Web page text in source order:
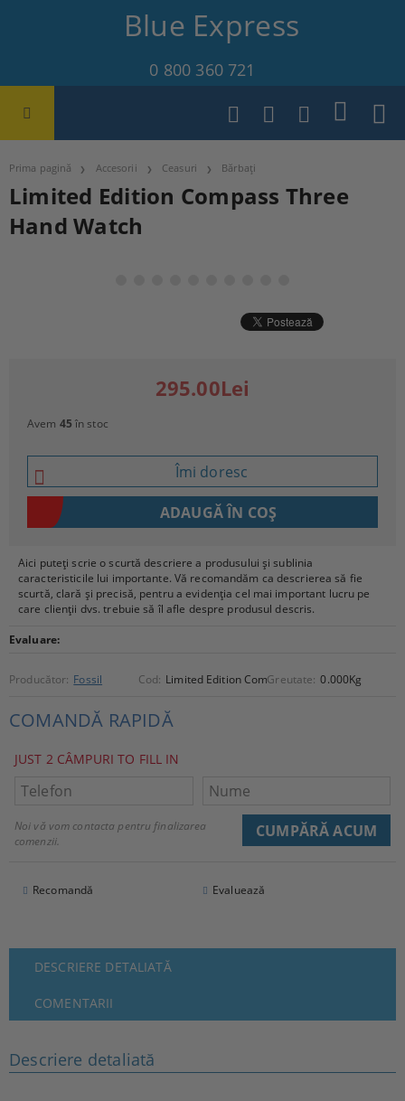
Blue Express
0 800 360 721
Prima pagină Accesorii Ceasuri Bărbați
Limited Edition Compass Three
Hand Watch
Aici puteți scrie o scurtă descriere a produsului și sublinia
caracteristicile lui importante. Vă recomandăm ca descrierea să fie
scurtă, clară și precisă, pentru a evidenția cel mai important lucru pe
care clienții dvs. trebuie să îl afle despre produsul descris.
Evaluare:
Producător: Fossil Cod: Limited Edition Compass_Three Hand Watch
Greutate: 0.000Kg
COMANDĂ RAPIDĂ
JUST 2 CÂMPURI TO FILL IN
Noi vă vom contacta pentru finalizarea
comenzii.
Recomandă Evaluează
295.00Lei
Avem 45 în stoc
Îmi doresc
DESCRIERE DETALIATĂ
COMENTARII
Descriere detaliată